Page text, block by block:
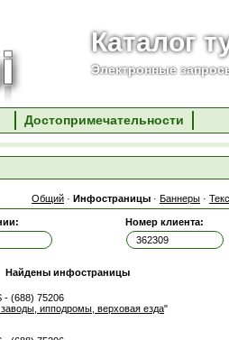
Каталог
Электронные
Достопримечательности
Общий · Инфостраницы · Баннеры ·
Номер клиента:
Найдены инфостраницы
- (688) 75206
ипподромы, верховая езда"